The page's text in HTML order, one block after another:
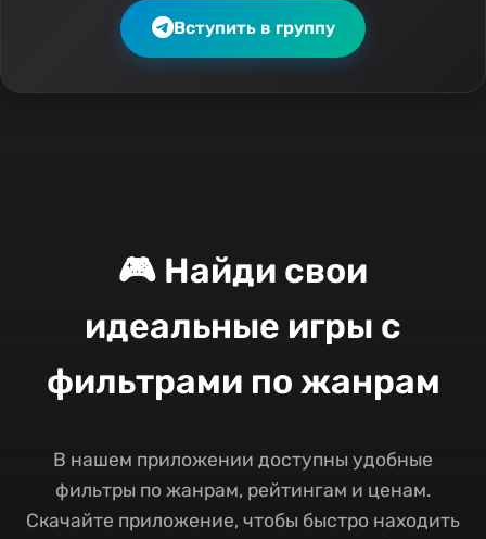
Вступить в группу
🎮 Найди свои
идеальные игры с
фильтрами по жанрам
В нашем приложении доступны удобные
фильтры по жанрам, рейтингам и ценам.
Скачайте приложение, чтобы быстро находить